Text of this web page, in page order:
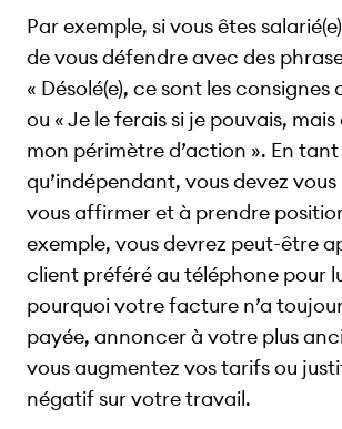
Par exemple, si vous êtes
de vous défendre avec des
« Désolé(e), ce sont les consignes
ou « Je le ferais si je pouvais, mais
mon périmètre d’action ». En tant
qu’indépendant, vous devez
vous affirmer et à prendre
exemple, vous devrez peut-être
client préféré au téléphone pour
pourquoi votre facture n’a
payée, annoncer à votre plus
vous augmentez vos tarifs ou
négatif sur votre travail.